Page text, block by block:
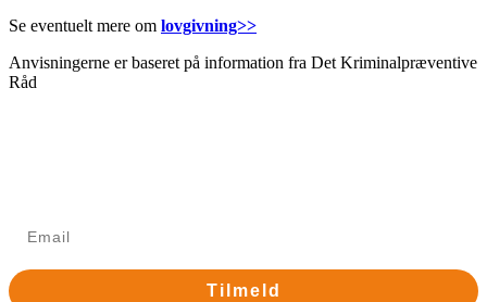
Se eventuelt mere om lovgivning>>
Anvisningerne er baseret på information fra Det Kriminalpræventive
Råd
Tilmeld